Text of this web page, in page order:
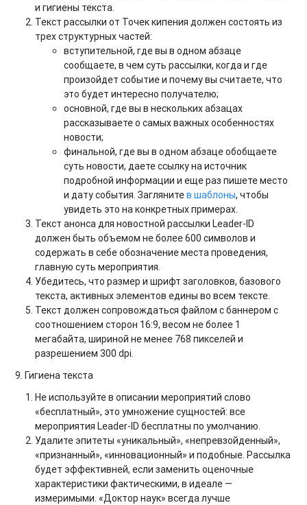
и гигиены текста.
Текст рассылки от Точек кипения должен состоять из
трех структурных частей:
вступительной, где вы в одном абзаце
сообщаете, в чем суть рассылки, когда и где
произойдет событие и почему вы считаете, что
это будет интересно получателю;
основной, где вы в нескольких абзацах
рассказываете о самых важных особенностях
новости;
финальной, где вы в одном абзаце обобщаете
суть новости, даете ссылку на источник
подробной информации и еще раз пишете место
и дату события. Заглянитев шаблоны, чтобы
увидеть это на конкретных примерах.
Текст анонса для новостной рассылки Leader-ID
должен быть объемом не более 600 символов и
содержать в себе обозначение места проведения,
главную суть мероприятия.
Убедитесь, что размер и шрифт заголовков, базового
текста, активных элементов едины во всем тексте.
Текст должен сопровождаться файлом с баннером с
соотношением сторон 16:9, весом не более 1
мегабайта, шириной не менее 768 пикселей и
разрешением 300 dpi.
9. Гигиена текста
Не используйте в описании мероприятий слово
«бесплатный», это умножение сущностей: все
мероприятия Leader-ID бесплатны по умолчанию.
Удалите эпитеты «уникальный», «непревзойденный»,
«признанный», «инновационный» и подобные. Рассылка
будет эффективней, если заменить оценочные
характеристики фактическими, в идеале —
измеримыми. «Доктор наук» всегда лучше